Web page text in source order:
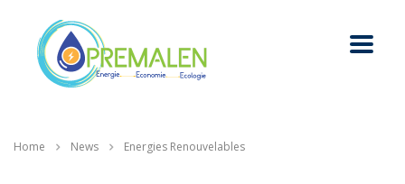
Home News Energies Renouvelables